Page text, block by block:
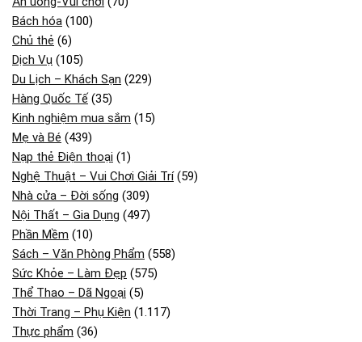
Bách hóa (100)
Chủ thẻ (6)
Dịch Vụ (105)
Du Lịch – Khách Sạn (229)
Hàng Quốc Tế (35)
Kinh nghiệm mua sắm (15)
Mẹ và Bé (439)
Nạp thẻ Điện thoại (1)
Nghệ Thuật – Vui Chơi Giải Trí(59)
Nhà cửa – Đời sống (309)
Nội Thất – Gia Dụng (497)
Phần Mềm (10)
Sách – Văn Phòng Phẩm (558)
Sức Khỏe – Làm Đẹp (575)
Thể Thao – Dã Ngoại (5)
Thời Trang – Phụ Kiện (1.117)
Thực phẩm (36)